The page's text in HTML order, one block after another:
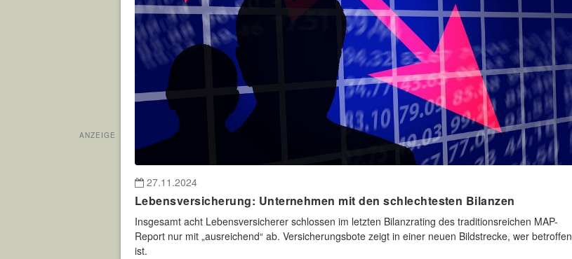
27.11.2024
Lebensversicherung: Unternehmen mit den schlechtesten Bilanzen
Insgesamt acht Lebensversicherer schlossen im letzten Bilanzrating des traditionsreichen MAP-
Report nur mit „ausreichend“ ab. Versicherungsbote zeigt in einer neuen Bildstrecke, wer betroffen
ist.
ANZEIGE